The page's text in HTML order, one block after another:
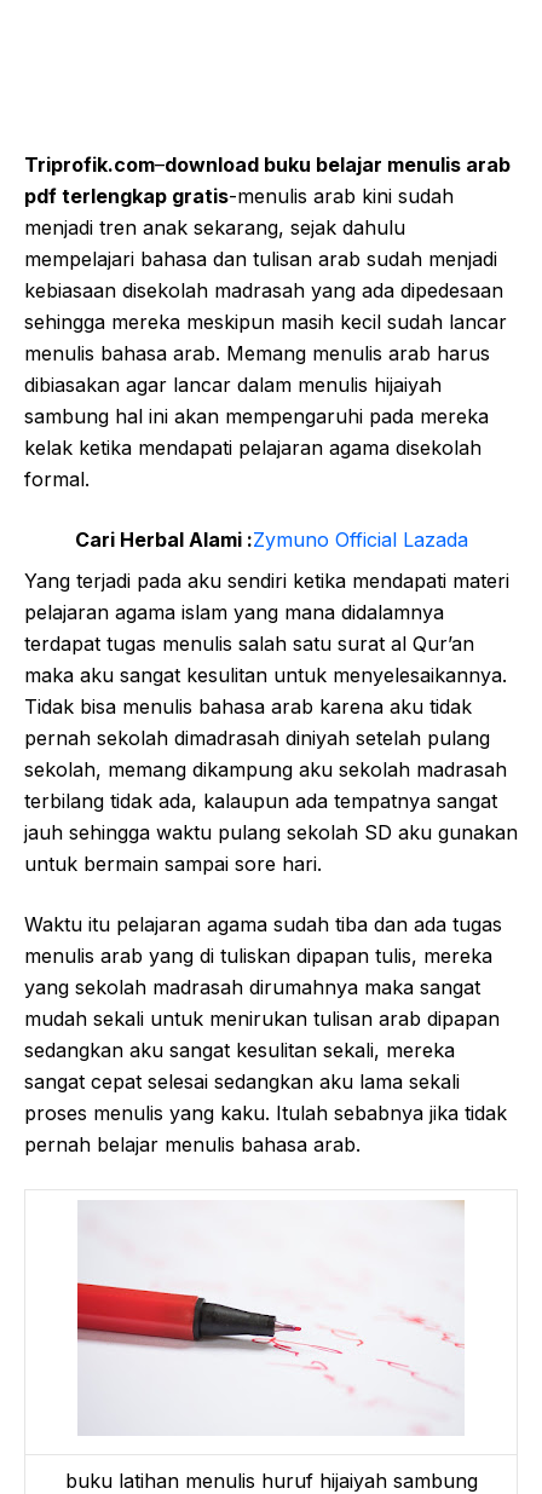
Triprofik.com–download buku belajar menulis arab
pdf terlengkap gratis-menulis arab kini sudah
menjadi tren anak sekarang, sejak dahulu
mempelajari bahasa dan tulisan arab sudah menjadi
kebiasaan disekolah madrasah yang ada dipedesaan
sehingga mereka meskipun masih kecil sudah lancar
menulis bahasa arab. Memang menulis arab harus
dibiasakan agar lancar dalam menulis hijaiyah
sambung hal ini akan mempengaruhi pada mereka
kelak ketika mendapati pelajaran agama disekolah
formal.
Cari Herbal Alami :Zymuno Official Lazada
Yang terjadi pada aku sendiri ketika mendapati materi
pelajaran agama islam yang mana didalamnya
terdapat tugas menulis salah satu surat al Qur’an
maka aku sangat kesulitan untuk menyelesaikannya.
Tidak bisa menulis bahasa arab karena aku tidak
pernah sekolah dimadrasah diniyah setelah pulang
sekolah, memang dikampung aku sekolah madrasah
terbilang tidak ada, kalaupun ada tempatnya sangat
jauh sehingga waktu pulang sekolah SD aku gunakan
untuk bermain sampai sore hari.
Waktu itu pelajaran agama sudah tiba dan ada tugas
menulis arab yang di tuliskan dipapan tulis, mereka
yang sekolah madrasah dirumahnya maka sangat
mudah sekali untuk menirukan tulisan arab dipapan
sedangkan aku sangat kesulitan sekali, mereka
sangat cepat selesai sedangkan aku lama sekali
proses menulis yang kaku. Itulah sebabnya jika tidak
pernah belajar menulis bahasa arab.
buku latihan menulis huruf hijaiyah sambung